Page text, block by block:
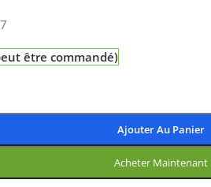
être commandé)
Ajouter Au Panier
Acheter Maintenant